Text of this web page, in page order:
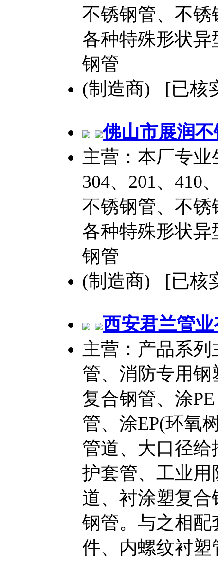
不锈钢管、不
各种特殊形状
钢管
(制造商) [已核
佛山市展润不
主营：本厂专
304、201、410
不锈钢管、不
各种特殊形状
钢管
(制造商) [已核
西安君兰管
主营：产品系
管、消防专用
复合钢管、涂
管、涂EP(环氧
管道、大口径
护套管、工业
道、衬涂塑复
钢管。与之相
件、内螺纹衬